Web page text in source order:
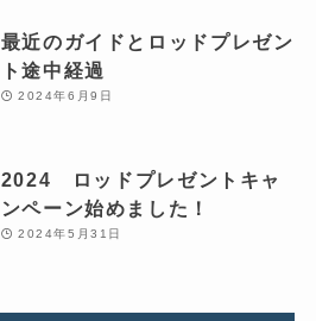
最近のガイドとロッドプレゼン
ト途中経過
2024年6月9日
2024 ロッドプレゼントキャ
ンペーン始めました！
2024年5月31日